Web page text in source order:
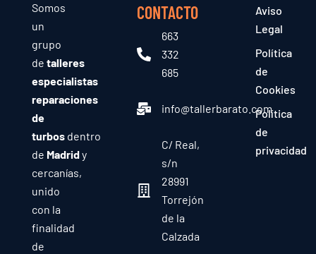
Somos
un
grupo
de talleres
especialistas
reparaciones
de
turbosdentro
de Madridy
cercanías,
unido
con la
finalidad
de
CONTACTO
663
332
685
info@tallerbarato.com
C/ Real,
s/n
28991
Torrejón
de la
Calzada
Aviso
Legal
Política
de
Cookies
Política
de
privacidad